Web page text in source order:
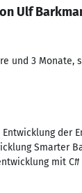
Ulf
und 3 Monate,
Entwicklung der
Smarter
mit